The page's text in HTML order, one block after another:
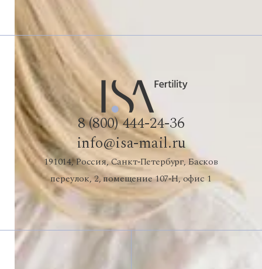
8 (800) 444-24-36
info@isa-mail.ru
191014, Россия, Санкт‑Петербург, Басков
переулок, 2, помещение 107‑Н, офис 1